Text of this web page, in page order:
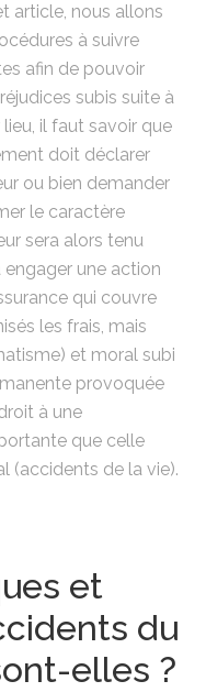
article, nous allons
à suivre
afin de pouvoir
subis suite à
il faut savoir que
doit déclarer
ou bien demander
le caractère
sera alors tenu
engager une action
qui couvre
les frais, mais
et moral subi
provoquée
à une
que celle
(accidents de la vie).
et
du
elles ?